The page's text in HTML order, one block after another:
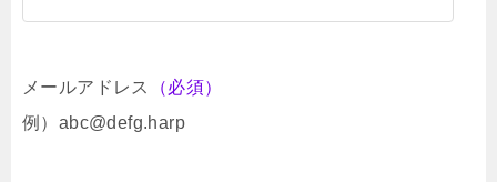
メールアドレス
（必須）
例）abc@defg.harp